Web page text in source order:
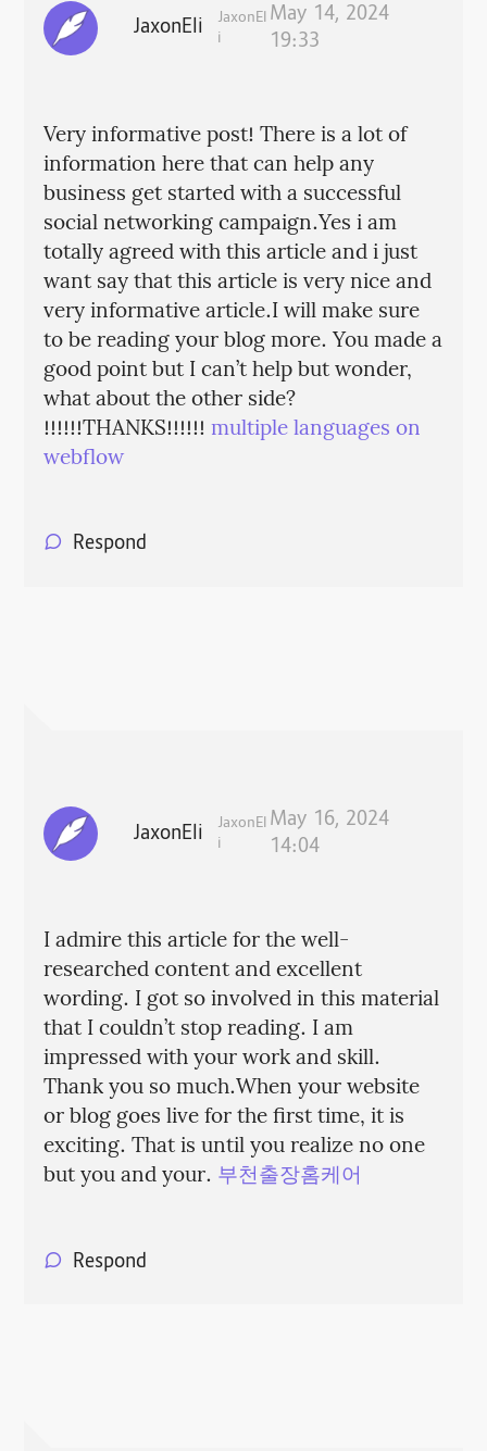
JaxonEli
JaxonEl
i
May 14, 2024
19:33
Very informative post! There is a lot of
information here that can help any
business get started with a successful
social networking campaign.Yes i am
totally agreed with this article and i just
want say that this article is very nice and
very informative article.I will make sure
to be reading your blog more. You made a
good point but I can’t help but wonder,
what about the other side?
!!!!!!THANKS!!!!!! multiple languages on
webflow
Respond
JaxonEli
JaxonEl
i
May 16, 2024
14:04
I admire this article for the well-
researched content and excellent
wording. I got so involved in this material
that I couldn’t stop reading. I am
impressed with your work and skill.
Thank you so much.When your website
or blog goes live for the first time, it is
exciting. That is until you realize no one
but you and your. 부천출장홈케어
Respond